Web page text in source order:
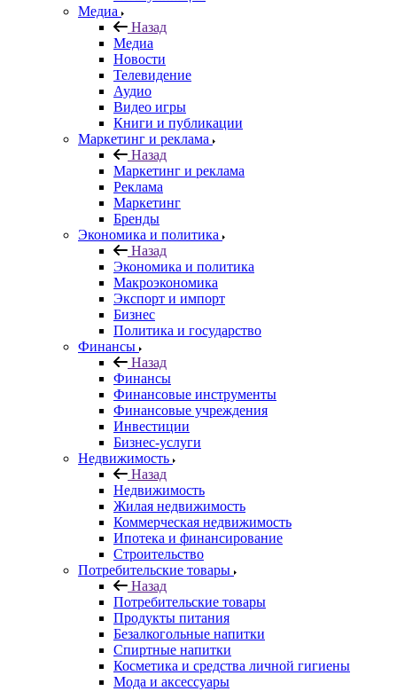
Медиа
Назад
Медиа
Новости
Телевидение
Аудио
Видео игры
Книги и публикации
Маркетинг и реклама
Назад
Маркетинг и реклама
Реклама
Маркетинг
Бренды
Экономика и политика
Назад
Экономика и политика
Макроэкономика
Экспорт и импорт
Бизнес
Политика и государство
Финансы
Назад
Финансы
Финансовые инструменты
Финансовые учреждения
Инвестиции
Бизнес-услуги
Недвижимость
Назад
Недвижимость
Жилая недвижимость
Коммерческая недвижимость
Ипотека и финансирование
Строительство
Потребительские товары
Назад
Потребительские товары
Продукты питания
Безалкогольные напитки
Спиртные напитки
Косметика и средства личной гигиены
Мода и аксессуары